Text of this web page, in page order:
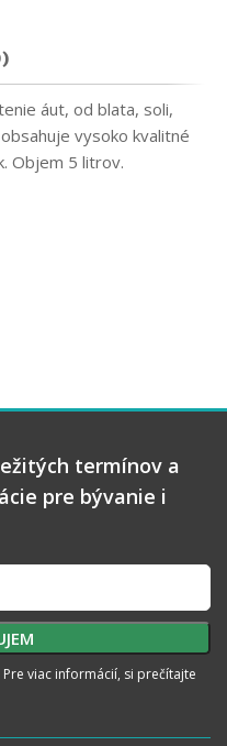
áut, od blata, soli,
vysoko kvalitné
Objem 5 litrov.
termínov a
pre bývanie i
viac informácií, si prečítajte